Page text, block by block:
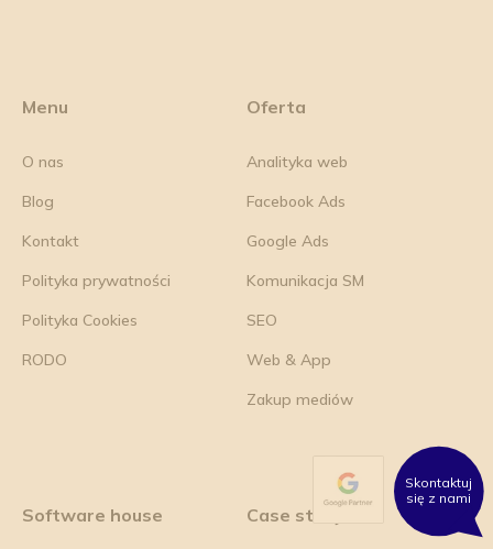
Menu
O nas
Blog
Kontakt
Polityka prywatności
Polityka Cookies
RODO
Oferta
Analityka web
Facebook Ads
Google Ads
Komunikacja SM
SEO
Web & App
Zakup mediów
Software house Case study
Skontaktuj
się z nami